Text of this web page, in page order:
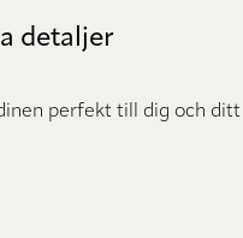
detaljer
perfekt till dig och ditt